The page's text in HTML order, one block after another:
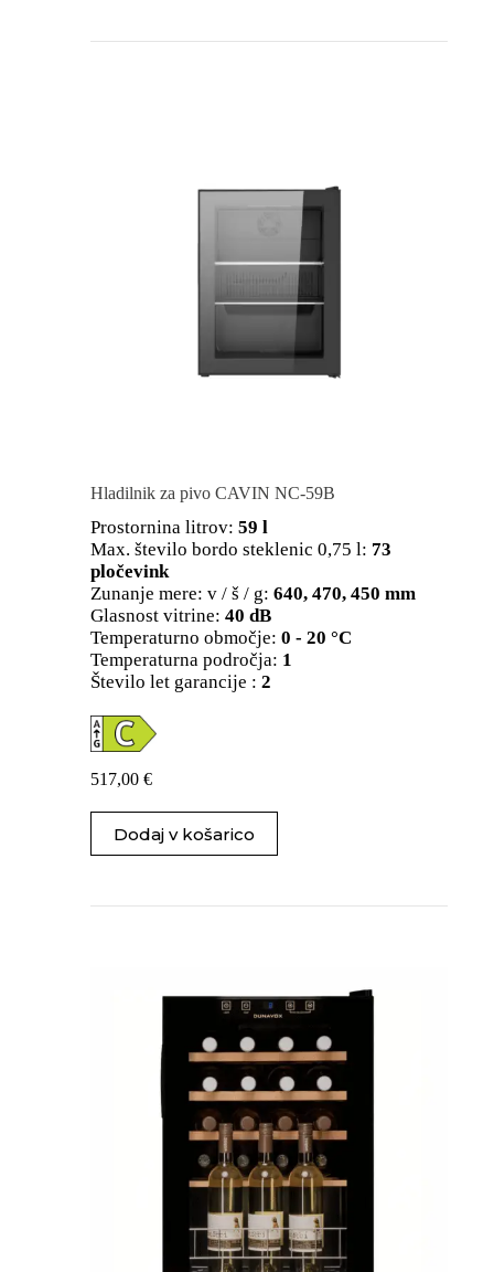
Hladilnik za pivo CAVIN NC-59B
Prostornina litrov: 59 l
Max. število bordo steklenic 0,75 l: 73
pločevink
Zunanje mere: v / š / g: 640, 470, 450 mm
Glasnost vitrine: 40 dB
Temperaturno območje: 0 - 20 °C
Temperaturna področja: 1
Število let garancije : 2
517,00 €
Dodaj v košarico